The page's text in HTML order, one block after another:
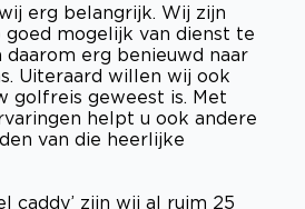
erg belangrijk. Wij zijn
mogelijk van dienst te
daarom erg benieuwd naar
Uiteraard willen wij ook
golfreis geweest is. Met
helpt u ook andere
van die heerlijke
caddy’ zijn wij al ruim 25